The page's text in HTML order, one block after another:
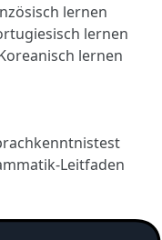
lernen
lernen
lernen
Leitfaden